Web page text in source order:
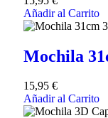
Añadir al Carrito
Mochila
15,95 €
Añadir al Carrito